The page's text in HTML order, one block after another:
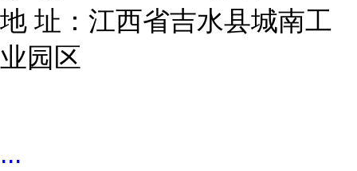
地 址：江西省吉水县城南工
业园区
...